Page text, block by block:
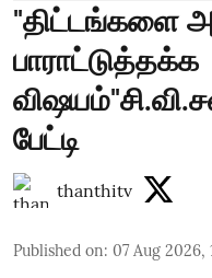
"திட்டங்களை
பாராட்டுத்தக்க
பேட்டி
thanthitv
Published on: 07 Aug 2026,